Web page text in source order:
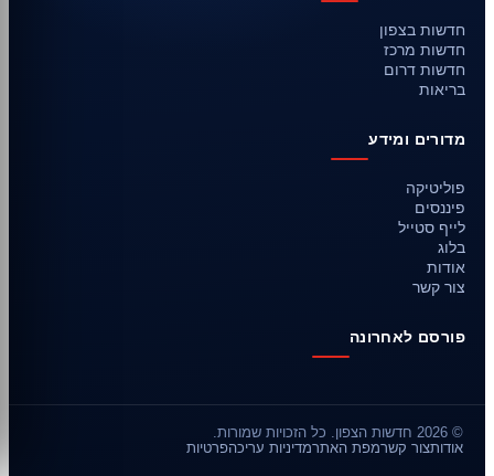
חדשות בצפון
חדשות מרכז
חדשות דרום
בריאות
מדורים ומידע
פוליטיקה
פיננסים
לייף סטייל
בלוג
אודות
צור קשר
פורסם לאחרונה
© 2026 חדשות הצפון. כל הזכויות שמורות.
אודותצור קשרמפת האתרמדיניות עריכהפרטיות